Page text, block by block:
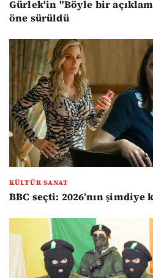
Gürlek'in "Böyle bir
öne sürüldü
KÜLTÜR SANAT
BBC seçti: 2026’nın